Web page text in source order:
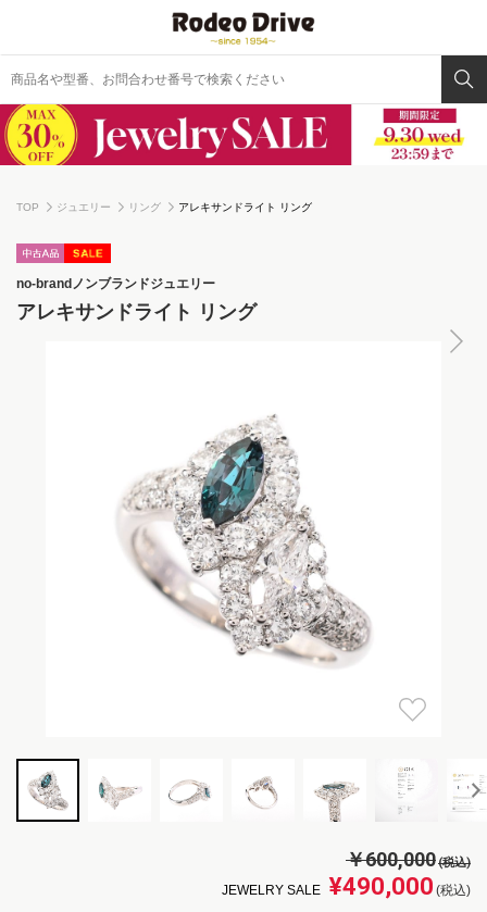
TOP ジュエリー リング アレキサンドライト リング
no-brand ノンブランドジュエリー
アレキサンドライト リング
￥600,000(税込)
JEWELRY SALE ¥490,000 (税込)